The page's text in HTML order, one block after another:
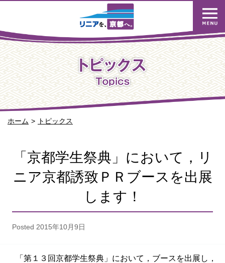
ホーム トピックス
「京都学生祭典」において，リ
ニア京都誘致ＰＲブースを出展
します！
Posted 2015年10月9日
「第１３回京都学生祭典」において，ブースを出展し，